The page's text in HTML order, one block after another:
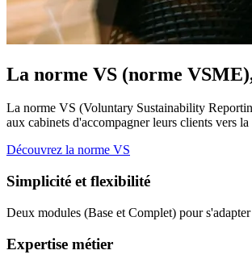
La norme VS (norme
La norme VS (Voluntary Sustainability
aux cabinets d'accompagner leurs clients vers
Découvrez la norme VS
Simplicité et flexibilité
Deux modules (Base et Complet) pour
Expertise métier